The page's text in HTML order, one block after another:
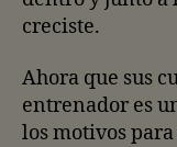
creciste.
Ahora que sus
entrenador es
los motivos